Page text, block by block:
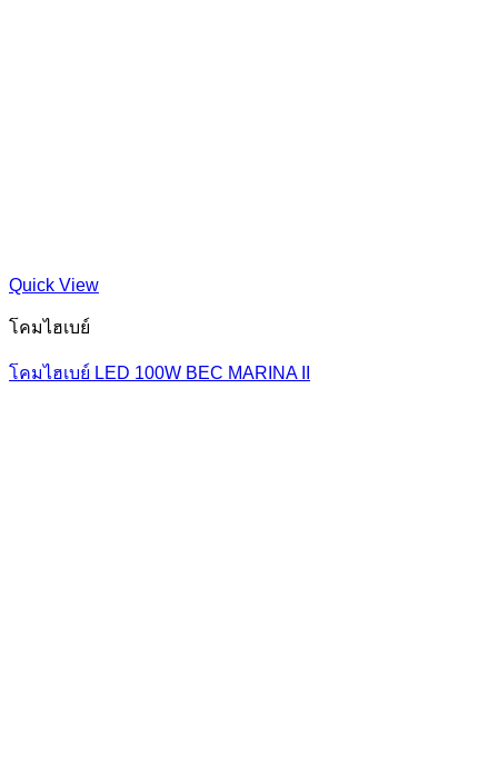
Quick View
โคมไฮเบย์
โคมไฮเบย์ LED 100W BEC MARINA II